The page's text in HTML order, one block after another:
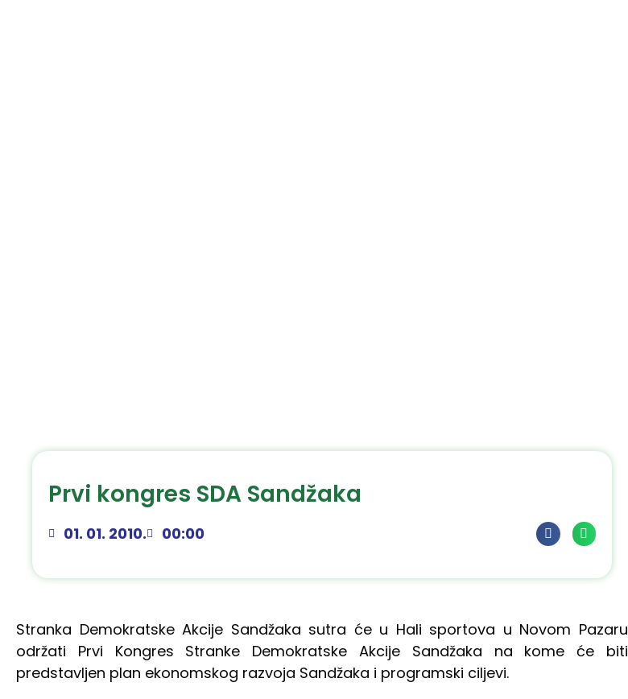
Prvi kongres SDA Sandžaka
01. 01. 2010. 00:00
Stranka Demokratske Akcije Sandžaka sutra će u Hali sportova u Novom Pazaru
održati Prvi Kongres Stranke Demokratske Akcije Sandžaka na kome će biti
predstavljen plan ekonomskog razvoja Sandžaka i programski ciljevi.